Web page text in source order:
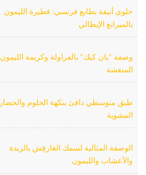
حلوى أنيقة بطابع فرنسي: فطيرة الليمون
بالميرانغ الإيطالي
وصفة "بان كيك" بالفراولة وكريمة الليمون
المنعشة
طبق متوسطي دافئ بنكهة الحلوم والخضار
المشوية
الوصفة المثالية لسمك الغارفِش بالزبدة
والأعشاب والليمون